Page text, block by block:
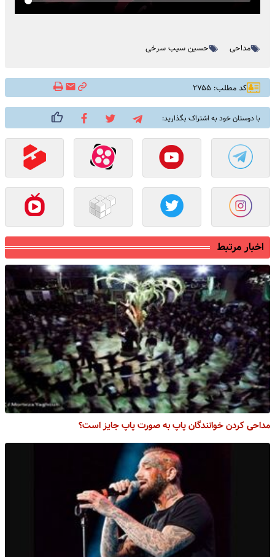
مداحی حسین سیب سرخی
کد مطلب: ۲۷۵۵
با دوستان خود به اشتراک بگذارید:
اخبار مرتبط
مداحی کردن خوانندگان پاپ به صورت پاپ جایز است؟